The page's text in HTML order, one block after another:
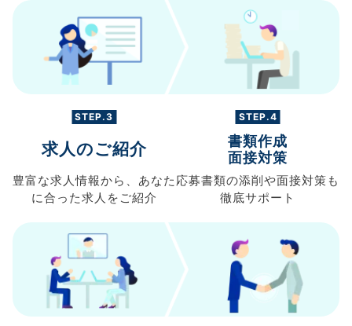
STEP.3
求人のご紹介
豊富な求人情報から、 あなた
に合った求人を ご紹介
STEP.4
書類作成
面接対策
応募書類の添削や面接対策も
徹底サポート